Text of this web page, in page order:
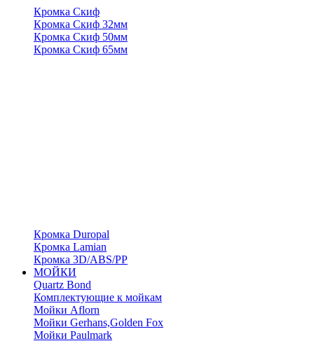
Кромка Скиф
Кромка Скиф 32мм
Кромка Скиф 50мм
Кромка Скиф 65мм
Кромка Duropal
Кромка Lamian
Кромка 3D/ABS/PP
МОЙКИ
Quartz Bond
Комплектующие к мойкам
Мойки Aflorn
Мойки Gerhans,Golden Fox
Мойки Paulmark